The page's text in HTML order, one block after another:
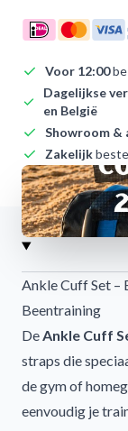
Voor 12:00
Dagelijkse
en België
Showroom &
Zakelijk
Ruim 9+ op
Ankle Cuff Set –
Beentraining
DeAnkle Cuff
straps die
de gym of
eenvoudig je